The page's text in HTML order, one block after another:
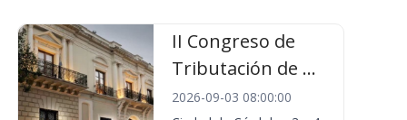
II Congreso de
Tributación de ...
2026-09-03 08:00:00